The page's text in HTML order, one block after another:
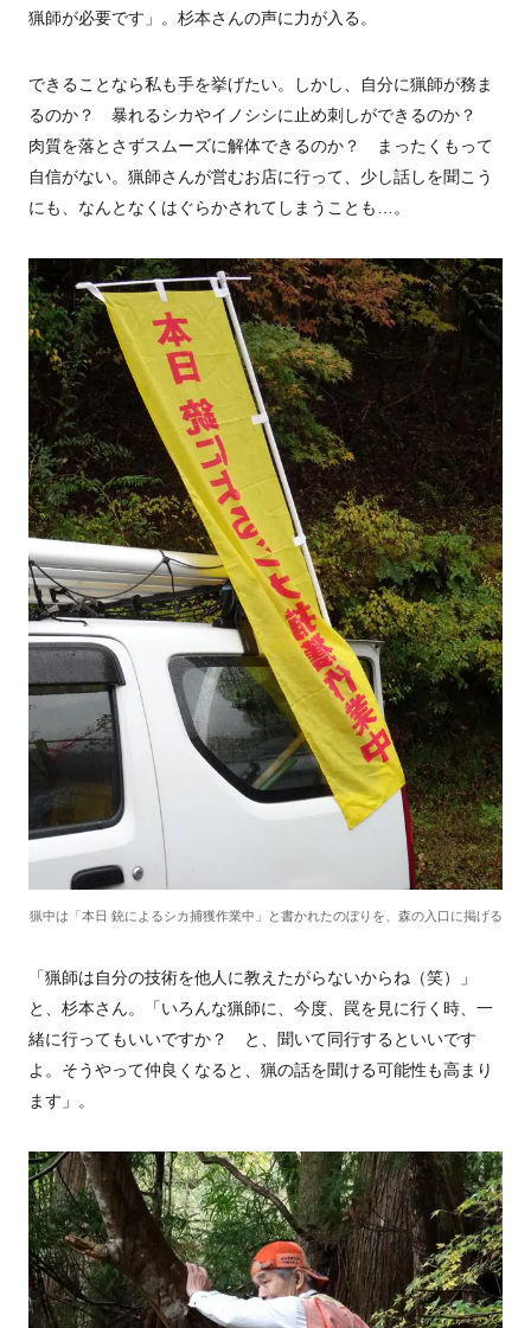
猟師が必要です」。杉本さんの声に力が入る。
できることなら私も手を挙げたい。しかし、自分に猟師が務ま
るのか？ 暴れるシカやイノシシに止め刺しができるのか？
肉質を落とさずスムーズに解体できるのか？ まったくもって
自信がない。猟師さんが営むお店に行って、少し話しを聞こう
にも、なんとなくはぐらかされてしまうことも…。
猟中は「本日 銃によるシカ捕獲作業中」と書かれたのぼりを、森の入口に掲げる
「猟師は自分の技術を他人に教えたがらないからね（笑）」
と、杉本さん。「いろんな猟師に、今度、罠を見に行く時、一
緒に行ってもいいですか？ と、聞いて同行するといいです
よ。そうやって仲良くなると、猟の話を聞ける可能性も高まり
ます」。